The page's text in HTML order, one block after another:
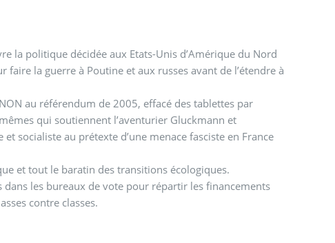
la politique décidée aux Etats-Unis d’Amérique du Nord
la guerre à Poutine et aux russes avant de l’étendre à
au référendum de 2005, effacé des tablettes par
qui soutiennent l’aventurier Gluckmann et
socialiste au prétexte d’une menace fasciste en France
et tout le baratin des transitions écologiques.
les bureaux de vote pour répartir les financements
contre classes.